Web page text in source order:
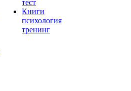
тест
Книги
психология
тренинг